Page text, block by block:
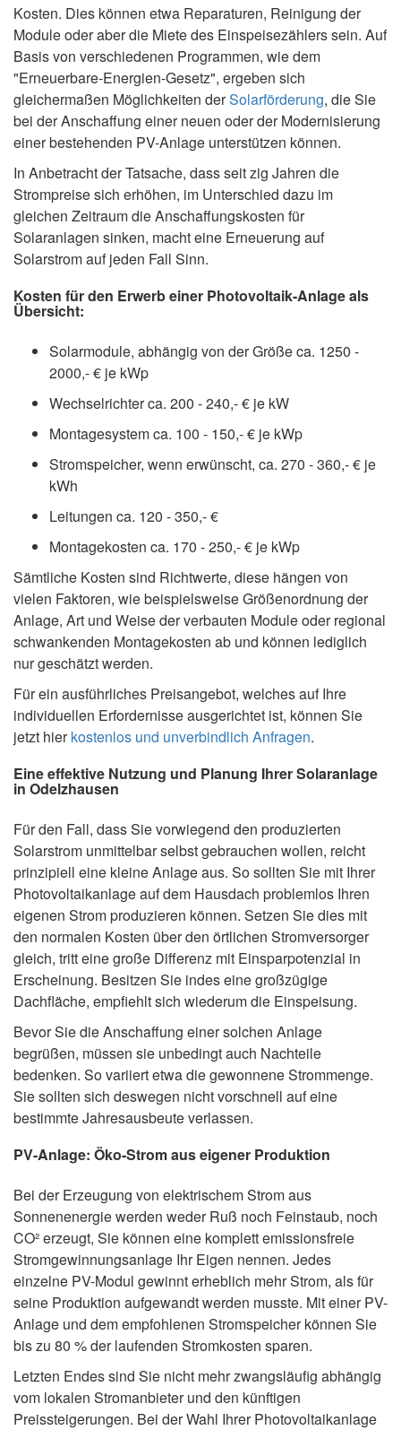
Kosten. Dies können etwa Reparaturen, Reinigung der
Module oder aber die Miete des Einspeisezählers sein. Auf
Basis von verschiedenen Programmen, wie dem
"Erneuerbare-Energien-Gesetz", ergeben sich
gleichermaßen Möglichkeiten derSolarförderung, die Sie
bei der Anschaffung einer neuen oder der Modernisierung
einer bestehenden PV-Anlage unterstützen können.
In Anbetracht der Tatsache, dass seit zig Jahren die
Strompreise sich erhöhen, im Unterschied dazu im
gleichen Zeitraum die Anschaffungskosten für
Solaranlagen sinken, macht eine Erneuerung auf
Solarstrom auf jeden Fall Sinn.
Kosten für den Erwerb einer Photovoltaik-Anlage als
Übersicht:
Solarmodule, abhängig von der Größe ca. 1250 -
2000,- € je kWp
Wechselrichter ca. 200 - 240,- € je kW
Montagesystem ca. 100 - 150,- € je kWp
Stromspeicher, wenn erwünscht, ca. 270 - 360,- € je
kWh
Leitungen ca. 120 - 350,- €
Montagekosten ca. 170 - 250,- € je kWp
Sämtliche Kosten sind Richtwerte, diese hängen von
vielen Faktoren, wie beispielsweise Größenordnung der
Anlage, Art und Weise der verbauten Module oder regional
schwankenden Montagekosten ab und können lediglich
nur geschätzt werden.
Für ein ausführliches Preisangebot, welches auf Ihre
individuellen Erfordernisse ausgerichtet ist, können Sie
jetzt hierkostenlos und unverbindlich Anfragen.
Eine effektive Nutzung und Planung Ihrer Solaranlage
in Odelzhausen
Für den Fall, dass Sie vorwiegend den produzierten
Solarstrom unmittelbar selbst gebrauchen wollen, reicht
prinzipiell eine kleine Anlage aus. So sollten Sie mit Ihrer
Photovoltaikanlage auf dem Hausdach problemlos Ihren
eigenen Strom produzieren können. Setzen Sie dies mit
den normalen Kosten über den örtlichen Stromversorger
gleich, tritt eine große Differenz mit Einsparpotenzial in
Erscheinung. Besitzen Sie indes eine großzügige
Dachfläche, empfiehlt sich wiederum die Einspeisung.
Bevor Sie die Anschaffung einer solchen Anlage
begrüßen, müssen sie unbedingt auch Nachteile
bedenken. So variiert etwa die gewonnene Strommenge.
Sie sollten sich deswegen nicht vorschnell auf eine
bestimmte Jahresausbeute verlassen.
PV-Anlage: Öko-Strom aus eigener Produktion
Bei der Erzeugung von elektrischem Strom aus
Sonnenenergie werden weder Ruß noch Feinstaub, noch
CO² erzeugt, Sie können eine komplett emissionsfreie
Stromgewinnungsanlage Ihr Eigen nennen. Jedes
einzelne PV-Modul gewinnt erheblich mehr Strom, als für
seine Produktion aufgewandt werden musste. Mit einer PV-
Anlage und dem empfohlenen Stromspeicher können Sie
bis zu 80 % der laufenden Stromkosten sparen.
Letzten Endes sind Sie nicht mehr zwangsläufig abhängig
vom lokalen Stromanbieter und den künftigen
Preissteigerungen. Bei der Wahl Ihrer Photovoltaikanlage